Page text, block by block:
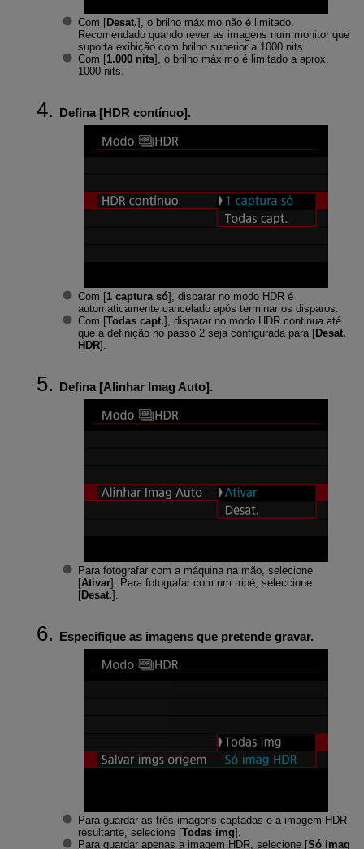
Com [Desat.], o brilho máximo não é limitado.
Recomendado quando rever as imagens num monitor que
suporta exibição com brilho superior a 1000 nits.
Com [1.000 nits], o brilho máximo é limitado a aprox.
1000 nits.
Defina [HDR contínuo].
Com [1 captura só], disparar no modo HDR é
automaticamente cancelado após terminar os disparos.
Com [Todas capt.], disparar no modo HDR continua até
que a definição no passo 2 seja configurada para [Desat.
HDR].
Defina [Alinhar Imag Auto].
Para fotografar com a máquina na mão, selecione
[Ativar]. Para fotografar com um tripé, seleccione
[Desat.].
Especifique as imagens que pretende gravar.
Para guardar as três imagens captadas e a imagem HDR
resultante, selecione [Todas img].
Para guardar apenas a imagem HDR, selecione [Só imag